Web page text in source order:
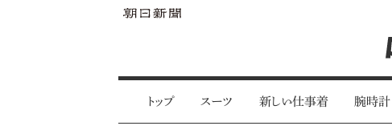
トップ スーツ 新しい仕事着 腕時計